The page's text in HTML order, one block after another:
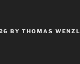
BY THOMAS